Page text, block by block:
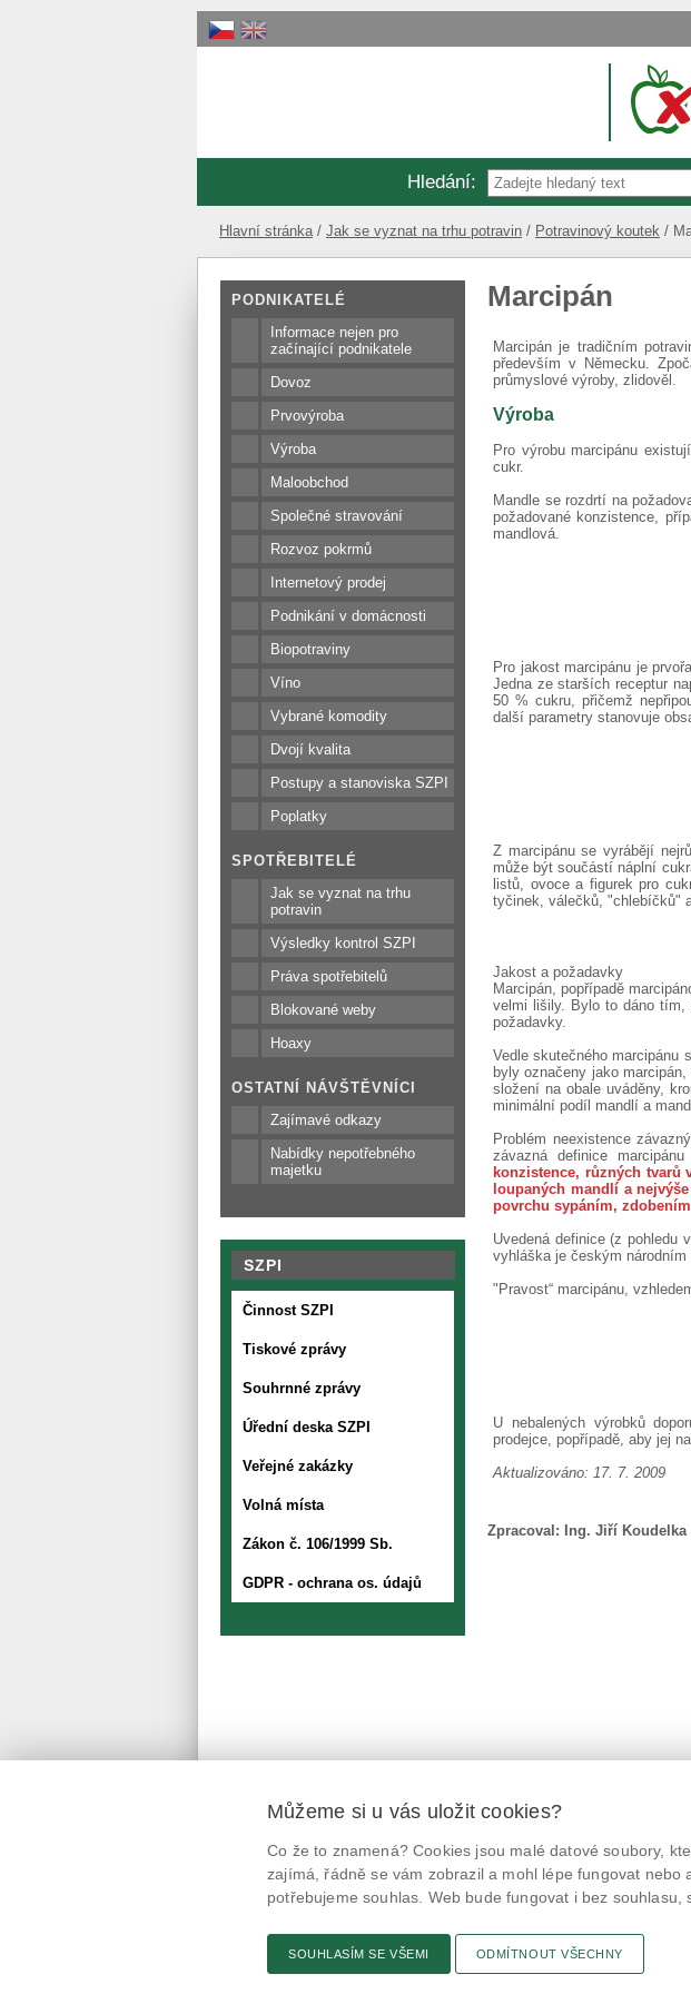
Hledání:
Hlavní stránka Jak se vyznat na trhu potravin Potravinový koutek
PODNIKATELÉ
Informace nejen pro
začínající podnikatele
Dovoz
Prvovýroba
Výroba
Maloobchod
Společné stravování
Rozvoz pokrmů
Internetový prodej
Podnikání v domácnosti
Biopotraviny
Víno
Vybrané komodity
Dvojí kvalita
Postupy a stanoviska SZPI
Poplatky
SPOTŘEBITELÉ
Jak se vyznat na trhu
potravin
Výsledky kontrol SZPI
Práva spotřebitelů
Blokované weby
Hoaxy
OSTATNÍ NÁVŠTĚVNÍCI
Zajímavé odkazy
Nabídky nepotřebného
majetku
SZPI
Činnost SZPI
Tiskové zprávy
Souhrnné zprávy
Úřední deska SZPI
Veřejné zakázky
Volná místa
Zákon č. 106/1999 Sb.
GDPR - ochrana os. údajů
Marcipán
Marcipán je tradičním
především v Německu.
průmyslové výroby, zlidověl.
Výroba
Pro výrobu marcipánu
cukr.
Mandle se rozdrtí na
požadované konzistence,
mandlová.
Pro jakost marcipánu je
Jedna ze starších receptur
50 % cukru, přičemž
další parametry stanovuje
Z marcipánu se vyrábějí
může být součástí náplní
listů, ovoce a figurek pro
tyčinek, válečků, "chlebíčků"
Jakost a požadavky
Marcipán, popřípadě
velmi lišily. Bylo to dáno tím,
požadavky.
Vedle skutečného marcipánu
byly označeny jako
složení na obale uváděny,
minimální podíl mandlí a
Problém neexistence
závazná definice
konzistence, různých tvarů
loupaných mandlí a
povrchu sypáním,
Uvedená definice (z pohledu
vyhláška je českým
"Pravost“ marcipánu,
U nebalených výrobků
prodejce, popřípadě, aby jej
Aktualizováno: 17. 7. 2009
Zpracoval: Ing. Jiří
@potravinynapranyri @NaPranyri
@SZPIjobs
© Státní
Květná 15,
ID datové
Prohlášení o
Můžeme si u vás uložit cookies?
Co že to znamená? Cookies jsou malé datové soubory,
zajímá, řádně se vám zobrazil a mohl lépe fungovat
potřebujeme souhlas. Web bude fungovat i bez souhlasu,
SOUHLASÍM SE VŠEMI ODMÍTNOUT VŠECHNY